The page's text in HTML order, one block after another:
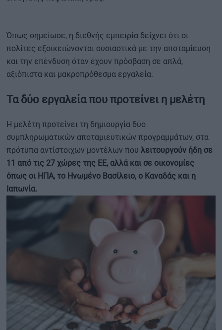
Όπως σημείωσε, η διεθνής εμπειρία δείχνει ότι οι
πολίτες εξοικειώνονται ουσιαστικά με την αποταμίευση
και την επένδυση όταν έχουν πρόσβαση σε απλά,
αξιόπιστα και μακροπρόθεσμα εργαλεία.
Τα δύο εργαλεία που προτείνει η μελέτη
Η μελέτη προτείνει τη δημιουργία δύο
συμπληρωματικών αποταμιευτικών προγραμμάτων, στα
πρότυπα αντίστοιχων μοντέλων που λειτουργούν ήδη σε
11 από τις 27 χώρες της ΕΕ, αλλά και σε οικονομίες
όπως οι ΗΠΑ, το Ηνωμένο Βασίλειο, ο Καναδάς και η
Ιαπωνία.